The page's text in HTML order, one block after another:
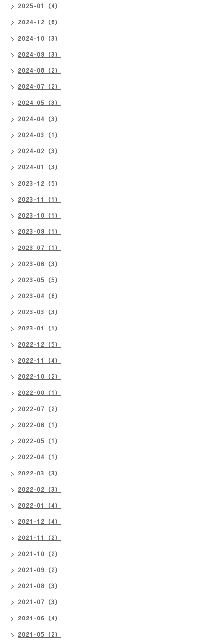
2025-01（4）
2024-12（6）
2024-10（3）
2024-09（3）
2024-08（2）
2024-07（2）
2024-05（3）
2024-04（3）
2024-03（1）
2024-02（3）
2024-01（3）
2023-12（5）
2023-11（1）
2023-10（1）
2023-09（1）
2023-07（1）
2023-06（3）
2023-05（5）
2023-04（6）
2023-03（3）
2023-01（1）
2022-12（5）
2022-11（4）
2022-10（2）
2022-08（1）
2022-07（2）
2022-06（1）
2022-05（1）
2022-04（1）
2022-03（3）
2022-02（3）
2022-01（4）
2021-12（4）
2021-11（2）
2021-10（2）
2021-09（2）
2021-08（3）
2021-07（3）
2021-06（4）
2021-05（2）